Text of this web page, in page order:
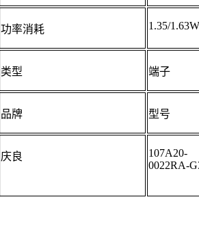
功率消耗 1.35/
类型 端子
品牌 型号
庆良
107A20-
0022RA-